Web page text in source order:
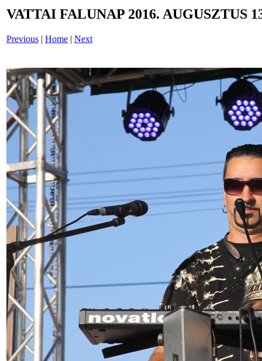
VATTAI FALUNAP 2016. AUGUSZTUS
Previous | Home | Next